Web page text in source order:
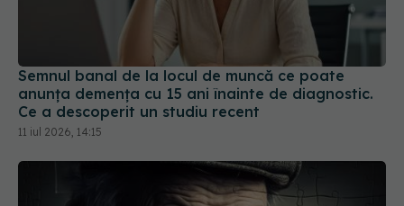
Semnul banal de la locul de muncă ce poate
anunța demența cu 15 ani înainte de diagnostic.
Ce a descoperit un studiu recent
11 iul 2026, 14:15